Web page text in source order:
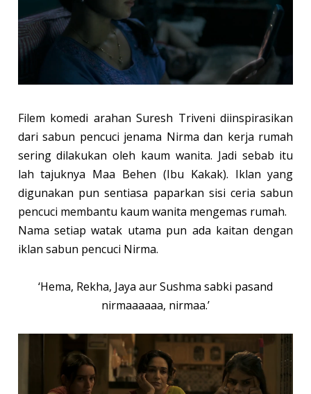
Filem komedi arahan Suresh Triveni diinspirasikan
dari sabun pencuci jenama Nirma dan kerja rumah
sering dilakukan oleh kaum wanita. Jadi sebab itu
lah tajuknya Maa Behen (Ibu Kakak). Iklan yang
digunakan pun sentiasa paparkan sisi ceria sabun
pencuci membantu kaum wanita mengemas rumah.
Nama setiap watak utama pun ada kaitan dengan
iklan sabun pencuci Nirma.
‘Hema, Rekha, Jaya aur Sushma sabki pasand
nirmaaaaaa, nirmaa.’